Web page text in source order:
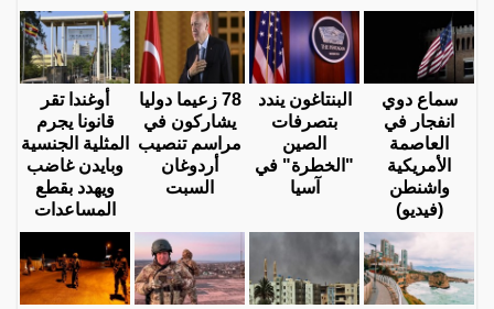
سماع دوي
انفجار في
العاصمة
الأمريكية
واشنطن
(فيديو)
البنتاغون يندد
بتصرفات
الصين
"الخطرة" في
آسيا
78 زعيما دوليا
يشاركون في
مراسم تنصيب
أردوغان
السبت
أوغندا تقر
قانونا يجرم
المثلية الجنسية
وبايدن غاضب
ويهدد بقطع
المساعدات